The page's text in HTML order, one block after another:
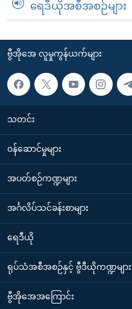
ရေဒီယိုအစီအစဉ်များ
ဗွီအိုအေ လူမှုကွန်ယက်များ
သတင်း
၀န်ဆောင်မှုများ
အပတ်စဉ်ကဏ္ဍများ
အင်္ဂလိပ်သင်ခန်းစာများ
ရေဒီယို
ရုပ်သံအစီအစဉ်နှင့် ဗွီဒီယိုကဏ္ဍများ
ဗွီအိုအေအကြောင်း